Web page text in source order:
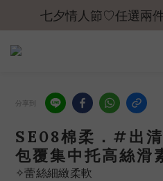
七夕情人節♡任選兩
分享到
SE08棉柔．#出
包覆集中托高絲滑
✧蕾絲細緻柔軟